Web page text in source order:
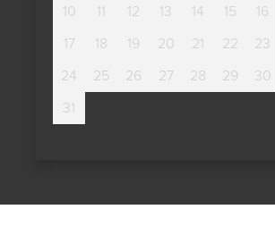
10
11 12 13 14 15
16
17
18 19 20 21 22
23
24
25 26 27 28 29
30
31